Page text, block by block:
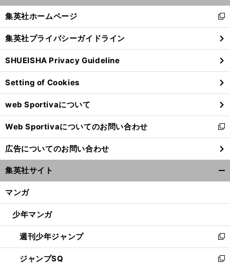
、
。
ス
、
」
楽
前
閉
る
集英社ホームページ
新
し
い
ウ
ィ
ン
ド
ウ
で
開
く
集英社プライバシーガイドライン
SHUEISHA Privacy Guideline
Setting of Cookies
web Sportivaについて
Web Sportivaについてのお問い合わせ
新
し
い
ウ
ィ
ン
ウ
開
く
広告についてのお問い合わせ
集英社サイト
マンガ
少年マンガ
週刊少年ジャンプ
新
し
い
ジャンプSQ
新